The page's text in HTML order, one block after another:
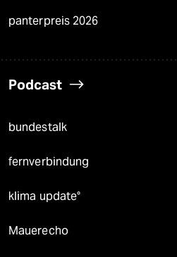
panterpreis 2026
Podcast
bundestalk
fernverbindung
klima update°
Mauerecho